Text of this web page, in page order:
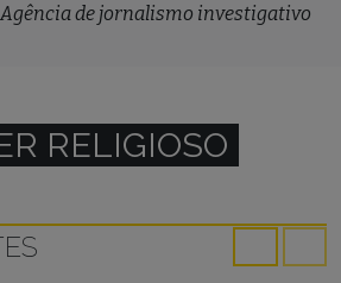
Agência de jornalismo investigativo
RELIGIOSO